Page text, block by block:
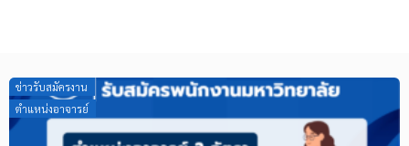
ข่าวรับสมัครงาน
ตำแหน่งอาจารย์
Posted
on